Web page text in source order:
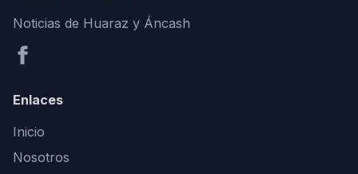
Noticias de Huaraz y Áncash
Enlaces
Inicio
Nosotros